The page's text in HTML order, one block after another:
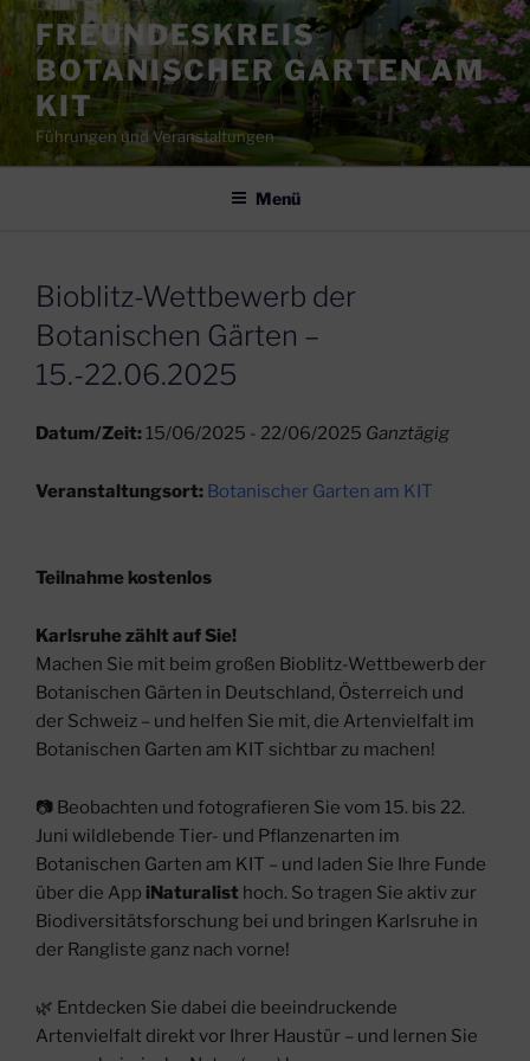
Zum
Inhalt
springen
FREUNDESKREIS
BOTANISCHER GARTEN AM
KIT
Führungen und Veranstaltungen
Menü
Bioblitz-Wettbewerb der
Botanischen Gärten –
15.-22.06.2025
Datum/Zeit: 15/06/2025 - 22/06/2025 Ganztägig
Veranstaltungsort: Botanischer Garten am KIT
Teilnahme kostenlos
Karlsruhe zählt auf Sie!
Machen Sie mit beim großen Bioblitz-Wettbewerb der
Botanischen Gärten in Deutschland, Österreich und
der Schweiz – und helfen Sie mit, die Artenvielfalt im
Botanischen Garten am KIT sichtbar zu machen!
📷 Beobachten und fotografieren Sie vom 15. bis 22.
Juni wildlebende Tier- und Pflanzenarten im
Botanischen Garten am KIT – und laden Sie Ihre Funde
über die App iNaturalist hoch. So tragen Sie aktiv zur
Biodiversitätsforschung bei und bringen Karlsruhe in
der Rangliste ganz nach vorne!
🌿 Entdecken Sie dabei die beeindruckende
Artenvielfalt direkt vor Ihrer Haustür – und lernen Sie